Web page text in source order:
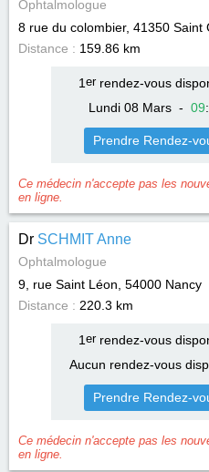
Ophtalmologue
8 rue du colombier, 41350 Saint
Distance : 159.86 km
1 errendez-vous
Lundi 08 Mars - 09:
Prendre Rendez-
Ce médecin n'accepte pas les
en ligne.
Dr SCHMIT Anne
Ophtalmologue
9, rue Saint Léon, 54000 Nancy
Distance : 220.3 km
1 errendez-vous
Aucun rendez-vous
Prendre Rendez-
Ce médecin n'accepte pas les
en ligne.